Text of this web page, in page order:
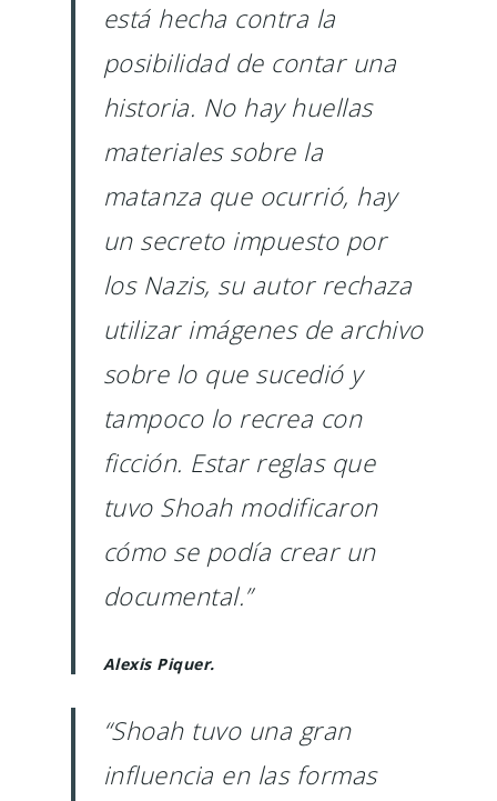
está hecha contra la
posibilidad de contar una
historia. No hay huellas
materiales sobre la
matanza que ocurrió, hay
un secreto impuesto por
los Nazis, su autor rechaza
utilizar imágenes de archivo
sobre lo que sucedió y
tampoco lo recrea con
ficción. Estar reglas que
tuvo Shoah modificaron
cómo se podía crear un
documental.”
Alexis Piquer.
“Shoah tuvo una gran
influencia en las formas